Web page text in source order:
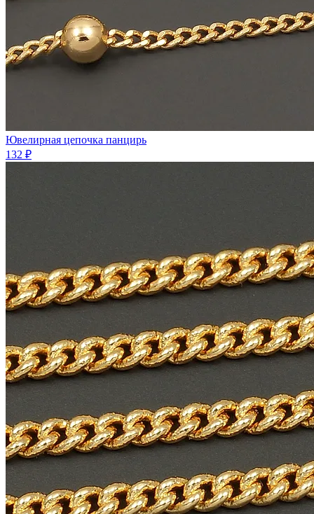
Ювелирная цепочка панцирь
132 ₽